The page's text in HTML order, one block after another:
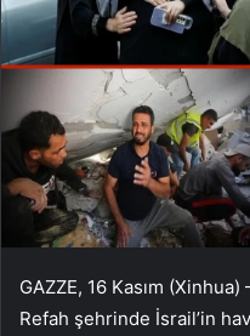
GAZZE, 16 Kasım
Refah şehrinde İsrail’in